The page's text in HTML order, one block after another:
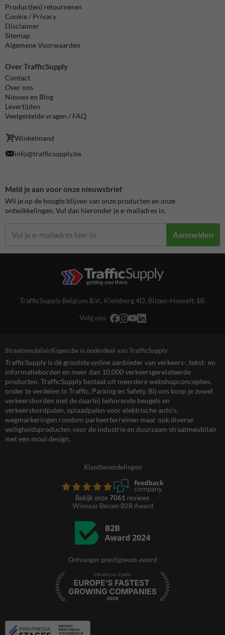
Product(en) retourneren
Cookie / Privacy
Disclaimer
Sitemap
Algemene Voorwaarden
Over TrafficSupply
Contact
Over ons
Nieuws en Blog
Levertijden
Veelgestelde vragen / FAQ
Winkelmand
info@trafficsupply.be
Meld je aan voor onze nieuwsbrief
Wil je op de hoogte blijven van onze producten en onze
ontwikkelingen. Vul dan hieronder je e-mailadres in.
Aanmelden
TrafficSupply Belgium B.V., Kieleberg 4D, Bilzen-Hoeselt, BE
Volg ons
StraatmeubilairKopen.be is onderdeel van TrafficSupply
TrafficSupply is dé grootste online aanbieder van verkeers-, tekst- en
informatieborden en meer dan 10.000 verkeersgerelateerde
producten. TrafficSupply bestaat uit meerdere webshopconcepten,
onder te verdelen in Traffic, Parking en Safety. Bij ons koop je zowel
verkeersborden met de daarbij behorende beugels en
verkeersbordpalen, oplaadpalen voor elektrische auto’s,
wegmarkeringen rondom parkeerterreinen maar ook diverse
veiligheidsproducten voor de industrie en duurzaam straatmeubilair
met een mooi design.
Klantbeoordelingen
Bekijk onze 7061 reviews
Winnaar Becom B2B Award
Ontvanger prestigieuze award